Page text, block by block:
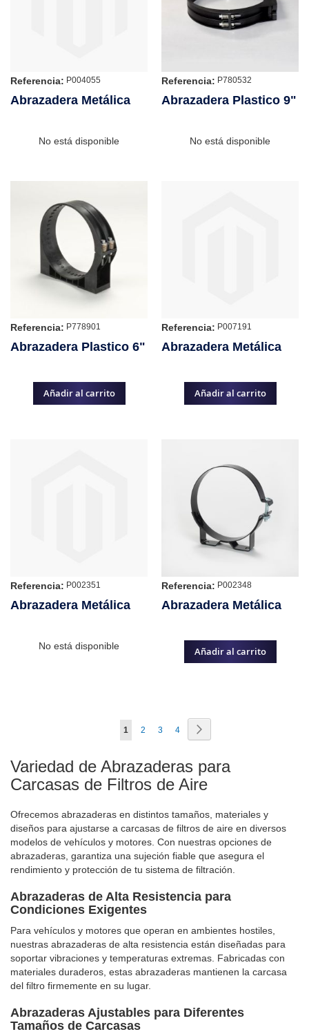
Referencia: P004055
Abrazadera Metálica
No está disponible
Referencia: P780532
Abrazadera Plastico 9"
No está disponible
Referencia: P778901
Abrazadera Plastico 6"
Añadir al carrito
Referencia: P007191
Abrazadera Metálica
Añadir al carrito
Referencia: P002351
Abrazadera Metálica
No está disponible
Referencia: P002348
Abrazadera Metálica
Añadir al carrito
Página
Actualmente
leyendo
página
1 Página
2 Página
3 Página
4
Variedad de Abrazaderas para
Carcasas de Filtros de Aire
Ofrecemos abrazaderas en distintos tamaños, materiales y
diseños para ajustarse a carcasas de filtros de aire en diversos
modelos de vehículos y motores. Con nuestras opciones de
abrazaderas, garantiza una sujeción fiable que asegura el
rendimiento y protección de tu sistema de filtración.
Abrazaderas de Alta Resistencia para
Condiciones Exigentes
Para vehículos y motores que operan en ambientes hostiles,
nuestras abrazaderas de alta resistencia están diseñadas para
soportar vibraciones y temperaturas extremas. Fabricadas con
materiales duraderos, estas abrazaderas mantienen la carcasa
del filtro firmemente en su lugar.
Abrazaderas Ajustables para Diferentes
Tamaños de Carcasas